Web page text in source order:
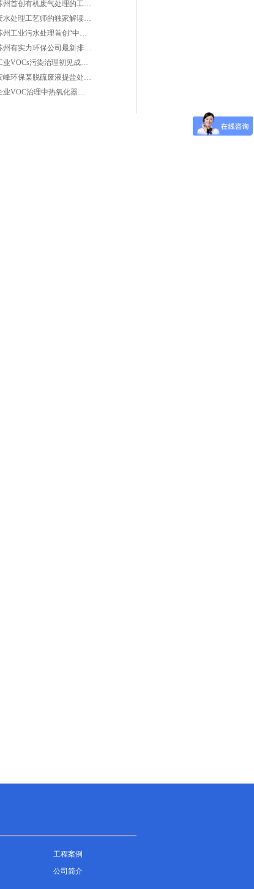
苏州首创有机废气处理的工艺测试
废水处理工艺师的独家解读废水处理知识
苏州工业污水处理首创“中水”回用经济
苏州有实力环保公司最新排名/知名环保公司有哪些?
工业VOCs污染治理初见成效：地球比20年前更绿
安峰环保某脱硫废液提盐处理项目验收成功
企业VOC治理中热氧化器如何安全运行？
工程案例
公司简介